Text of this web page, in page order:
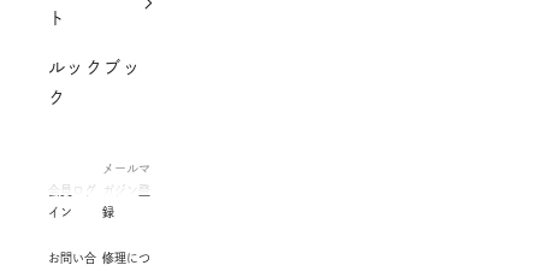
ト
ルックブッ
ク
会員ログ
イン
メールマ
ガジン登
録
お問い合 修理につ